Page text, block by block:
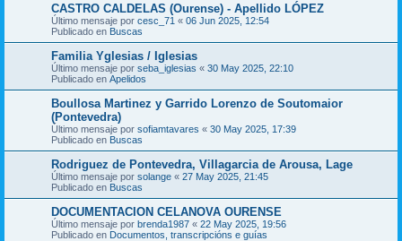
CASTRO CALDELAS (Ourense) - Apellido LÓPEZ
Último mensaje por cesc_71 « 06 Jun 2025, 12:54
Publicado en Buscas
Familia Yglesias / Iglesias
Último mensaje por seba_iglesias « 30 May 2025, 22:10
Publicado en Apelidos
Boullosa Martinez y Garrido Lorenzo de Soutomaior
(Pontevedra)
Último mensaje por sofiamtavares « 30 May 2025, 17:39
Publicado en Buscas
Rodriguez de Pontevedra, Villagarcia de Arousa, Lage
Último mensaje por solange « 27 May 2025, 21:45
Publicado en Buscas
DOCUMENTACION CELANOVA OURENSE
Último mensaje por brenda1987 « 22 May 2025, 19:56
Publicado en Documentos, transcripcións e guías